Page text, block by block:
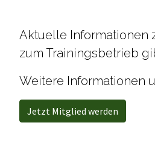
Aktuelle Informationen
zum Trainingsbetrieb
Weitere Informationen
Jetzt Mitglied werden